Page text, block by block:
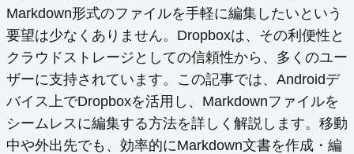
Markdown形式のファイルを手軽に編集したいという
要望は少なくありません。Dropboxは、その利便性と
クラウドストレージとしての信頼性から、多くのユー
ザーに支持されています。この記事では、Androidデ
バイス上でDropboxを活用し、Markdownファイルを
シームレスに編集する方法を詳しく解説します。移動
中や外出先でも、効率的にMarkdown文書を作成・編